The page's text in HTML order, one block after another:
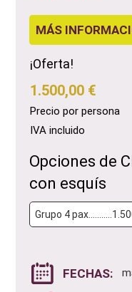
MÁS
¡Oferta!
1.500,00 €
Precio por persona
IVA incluido
Opciones de
con esquís
FECHAS: